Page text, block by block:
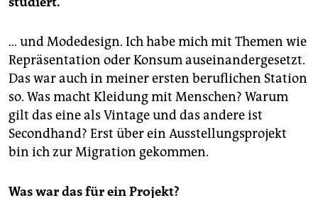
… und Modedesign. Ich habe mich mit Themen wie
Repräsentation oder Konsum auseinandergesetzt.
Das war auch in meiner ersten beruflichen Station
so. Was macht Kleidung mit Menschen? Warum
gilt das eine als Vintage und das andere ist
Secondhand? Erst über ein Ausstellungsprojekt
bin ich zur Migration gekommen.
Was war das für ein Projekt?